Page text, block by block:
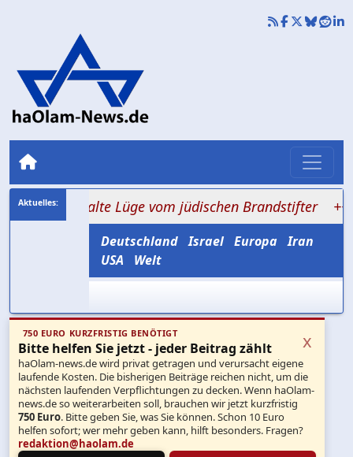
alte Lüge vom jüdischen Brandstifter +++
Deutschland Israel Europa Iran
USA
Welt
750 EURO KURZFRISTIG BENÖTIGT
Bitte helfen Sie jetzt - jeder Beitrag zählt
haOlam-news.de wird privat getragen und verursacht eigene
laufende Kosten. Die bisherigen Beiträge reichen nicht, um die
nächsten laufenden Verpflichtungen zu decken. Wenn haOlam-
news.de so weiterarbeiten soll, brauchen wir jetzt kurzfristig
750 Euro. Bitte geben Sie, was Sie können. Schon 10 Euro
helfen sofort; wer mehr geben kann, hilft besonders. Fragen?
redaktion@haolam.de
x